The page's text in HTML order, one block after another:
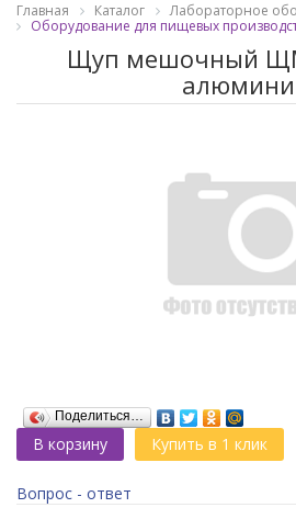
Главная Каталог
Лабораторное
Оборудование для пищевых
Щуп мешочный
Поделиться…
В корзину Купить в 1 клик
Вопрос - ответ